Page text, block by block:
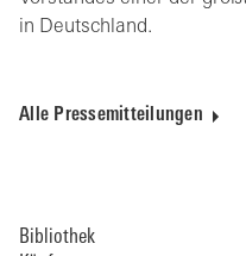
in Deutschland.
Alle Pressemitteilungen
Bibliothek